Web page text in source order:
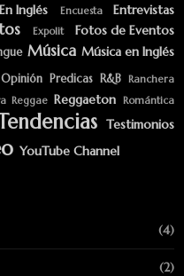
En Inglés Encuesta Entrevistas
Expolit
Fotos de Eventos
Música Música en Inglés
Opinión Predicas R&B Ranchera
Reggae Reggaeton Romántica
Testimonios
YouTube Channel
(4)
(2)